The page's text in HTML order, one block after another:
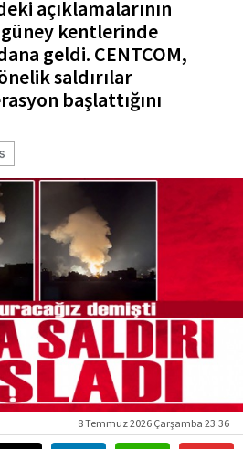
açıklamalarının
kentlerinde
geldi. CENTCOM,
saldırılar
başlattığını
8 Temmuz 2026 Çarşamba 23:36